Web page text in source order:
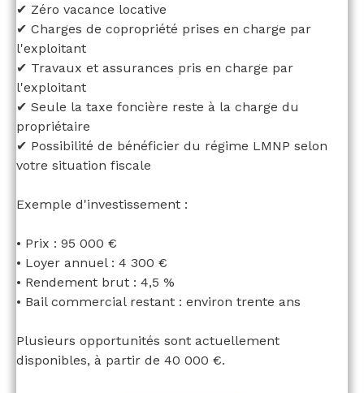
✔ Zéro vacance locative
✔ Charges de copropriété prises en charge par
l'exploitant
✔ Travaux et assurances pris en charge par
l'exploitant
✔ Seule la taxe foncière reste à la charge du
propriétaire
✔ Possibilité de bénéficier du régime LMNP selon
votre situation fiscale
Exemple d'investissement :
• Prix : 95 000 €
• Loyer annuel : 4 300 €
• Rendement brut : 4,5 %
• Bail commercial restant : environ trente ans
Plusieurs opportunités sont actuellement
disponibles, à partir de 40 000 €.